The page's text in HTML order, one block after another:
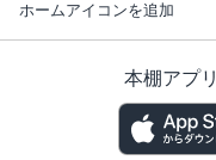
ホームアイコンを追加
本棚アプ